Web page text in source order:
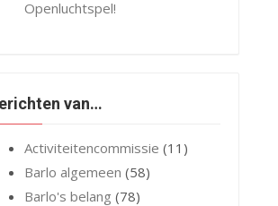
Openluchtspel!
van…
Activiteitencommissie (11)
Barlo algemeen (58)
Barlo's belang (78)